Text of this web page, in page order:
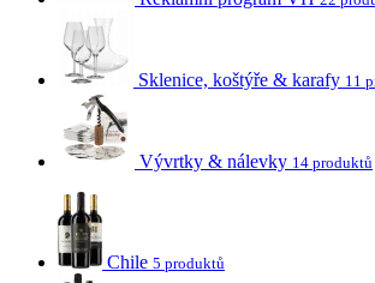
Sklenice, koštýře & karafy 11
Vývrtky & nálevky 14 produktů
Chile 5 produktů